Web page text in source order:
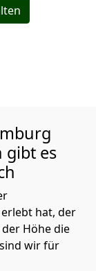
gibt es
hat, der
Höhe die
wir für